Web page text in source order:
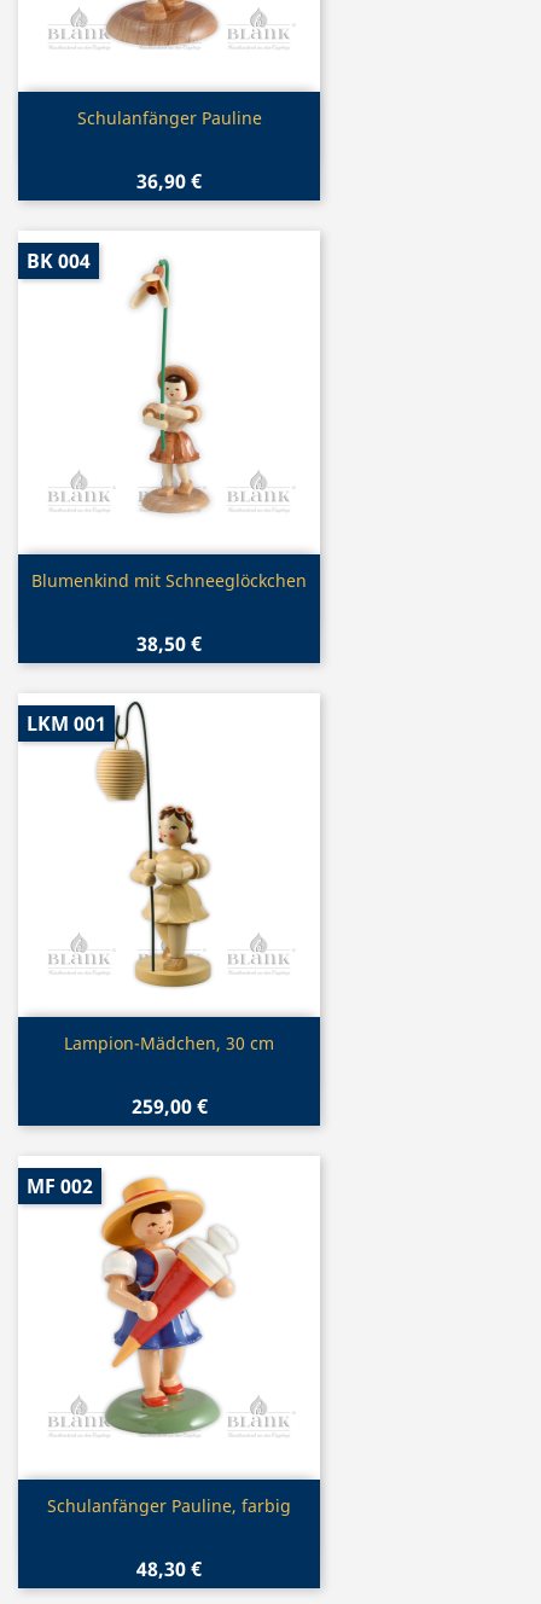
Vorschau
Schulanfänger Pauline
36,90 €
Vorschau
Blumenkind mit Schneeglöckchen
38,50 €
BK 004
Vorschau
Lampion-Mädchen, 30 cm
259,00 €
LKM 001
Vorschau
Schulanfänger Pauline, farbig
48,30 €
MF 002